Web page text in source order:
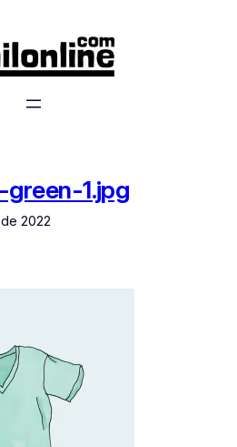
1.jpg
2022